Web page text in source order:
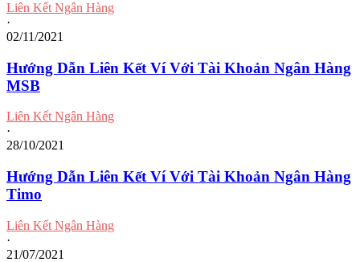
Liên Kết Ngân Hàng
·
02/11/2021
Hướng Dẫn Liên Kết Ví Với Tài Khoản Ngân Hàng
MSB
Liên Kết Ngân Hàng
·
28/10/2021
Hướng Dẫn Liên Kết Ví Với Tài Khoản Ngân Hàng
Timo
Liên Kết Ngân Hàng
·
21/07/2021